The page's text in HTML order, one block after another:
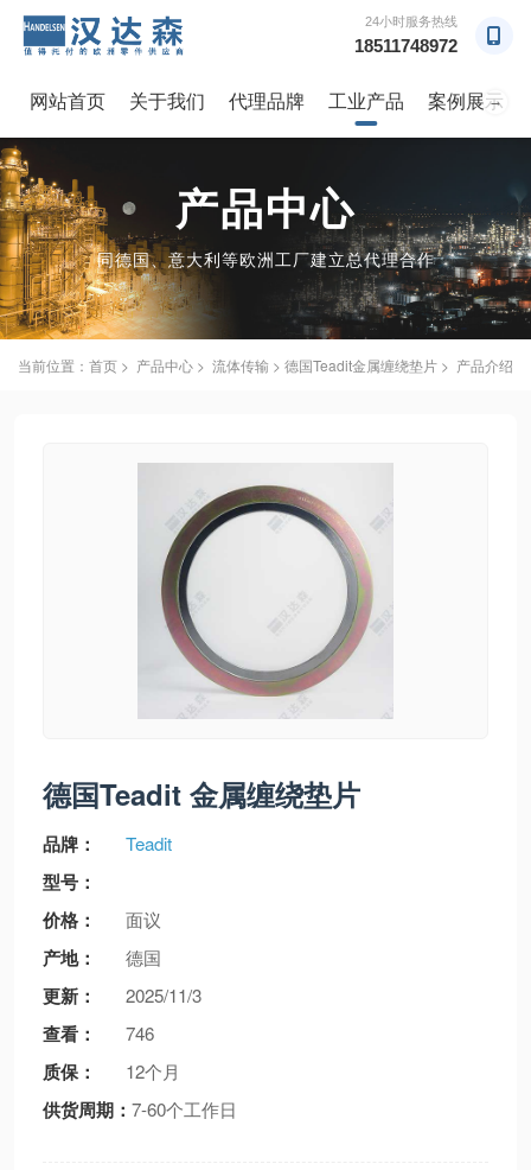
24小时服务热线
18511748972
→
网站首页 关于我们 代理品牌 工业产品 案例展示
产品中心
同德国、意大利等欧洲工厂建立总代理合作
当前位置： 首页 > 产品中心 > 流体传输 > 德国Teadit金属缠绕垫片 > 产品介绍
德国Teadit 金属缠绕垫片
品牌： Teadit
型号：
价格：
面议
产地： 德国
更新： 2025/11/3
查看： 746
质保： 12个月
供货周期： 7-60个工作日